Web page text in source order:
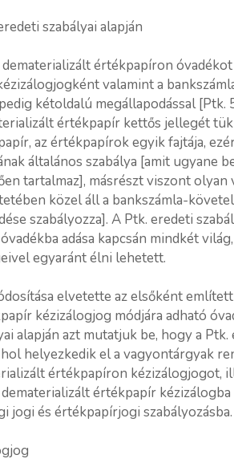
szabályai alapján
értékpapíron
valamint a
kétoldalú megállapodással [Ptk.
értékpapír kettős jellegét
az értékpapírok egyik fajtája,
általános szabálya [amit ugyane
tartalmaz], másrészt viszont olyan
közel áll a bankszámla-
szabályozza]. A Ptk. eredeti
adása kapcsán mindkét
egyaránt élni lehetett.
elvetette az elsőként
kézizálogjog módjára adható
alapján azt mutatjuk be, hogy a
helyezkedik el a vagyontárgyak
értékpapíron kézizálogjogot,
értékpapír kézizálogba
jogi és értékpapírjogi szabályozásba.